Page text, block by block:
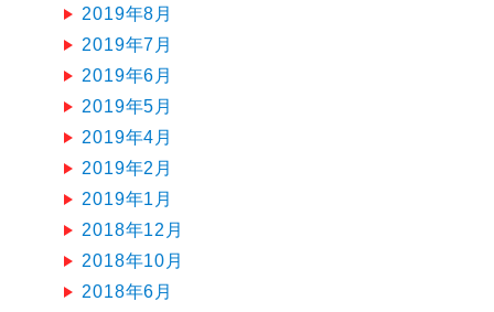
2019年8月
2019年7月
2019年6月
2019年5月
2019年4月
2019年2月
2019年1月
2018年12月
2018年10月
2018年6月